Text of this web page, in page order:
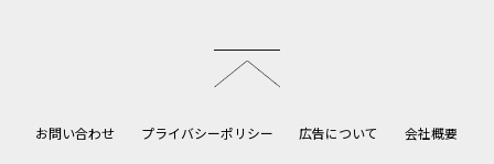
お問い合わせ プライバシーポリシー 広告について 会社概要